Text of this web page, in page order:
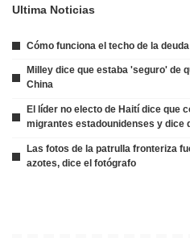
Ultima Noticias
Cómo funciona el techo de la
Milley dice que estaba 'seguro' de
China
El líder no electo de Haití dice que
migrantes estadounidenses y dice
Las fotos de la patrulla fronteriza
azotes, dice el fotógrafo